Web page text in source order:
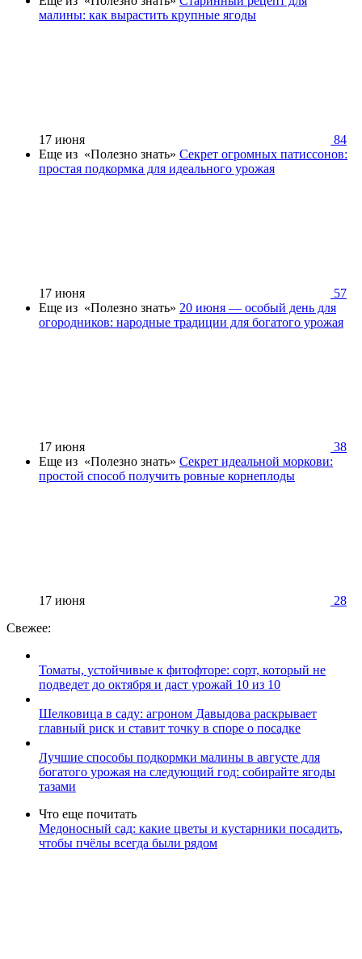
малины: как вырастить крупные ягоды
17 июня
84
Еще из «Полезно знать» Секрет огромных патиссонов:
простая подкормка для идеального урожая
17 июня
57
Еще из «Полезно знать» 20 июня — особый день для
огородников: народные традиции для богатого урожая
17 июня
38
Еще из «Полезно знать» Секрет идеальной моркови:
простой способ получить ровные корнеплоды
17 июня
28
Свежее:
Томаты, устойчивые к фитофторе: сорт, который не
подведет до октября и даст урожай 10 из 10
Шелковица в саду: агроном Давыдова раскрывает
главный риск и ставит точку в споре о посадке
Лучшие способы подкормки малины в августе для
богатого урожая на следующий год: собирайте ягоды
тазами
Что еще почитать
Медоносный сад: какие цветы и кустарники посадить,
чтобы пчёлы всегда были рядом